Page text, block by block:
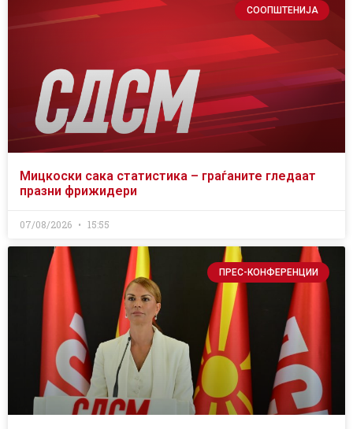
СООПШТЕНИЈА
Мицкоски сака статистика – граѓаните гледаат
празни фрижидери
07/08/2026 15:55
ПРЕС-КОНФЕРЕНЦИИ